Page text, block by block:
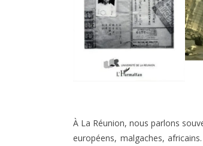
À La Réunion, nous parlons
européens, malgaches,